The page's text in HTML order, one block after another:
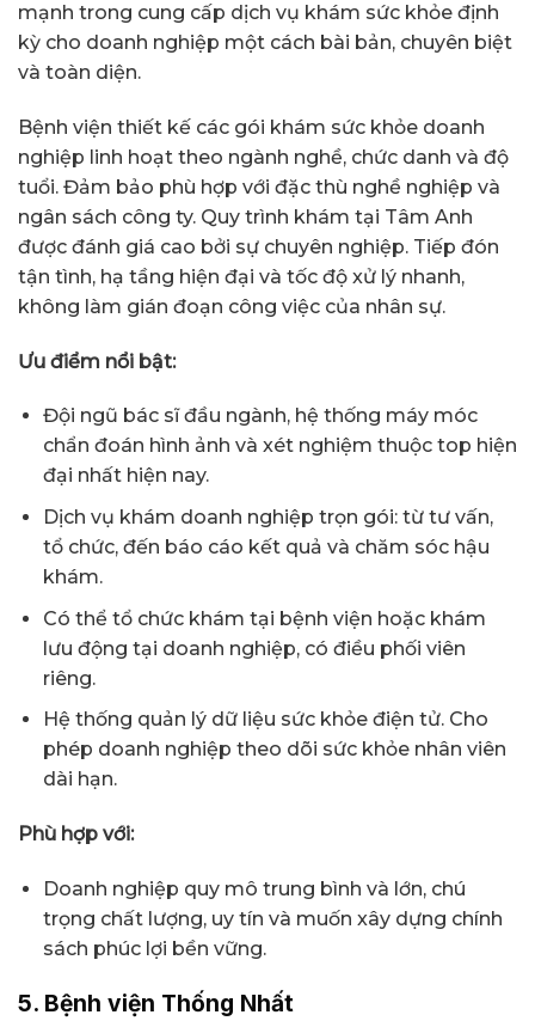
mạnh trong cung cấp dịch vụ khám sức khỏe định
kỳ cho doanh nghiệp một cách bài bản, chuyên biệt
và toàn diện.
Bệnh viện thiết kế các gói khám sức khỏe doanh
nghiệp linh hoạt theo ngành nghề, chức danh và độ
tuổi. Đảm bảo phù hợp với đặc thù nghề nghiệp và
ngân sách công ty. Quy trình khám tại Tâm Anh
được đánh giá cao bởi sự chuyên nghiệp. Tiếp đón
tận tình, hạ tầng hiện đại và tốc độ xử lý nhanh,
không làm gián đoạn công việc của nhân sự.
Ưu điểm nổi bật:
Đội ngũ bác sĩ đầu ngành, hệ thống máy móc
chẩn đoán hình ảnh và xét nghiệm thuộc top hiện
đại nhất hiện nay.
Dịch vụ khám doanh nghiệp trọn gói: từ tư vấn,
tổ chức, đến báo cáo kết quả và chăm sóc hậu
khám.
Có thể tổ chức khám tại bệnh viện hoặc khám
lưu động tại doanh nghiệp, có điều phối viên
riêng.
Hệ thống quản lý dữ liệu sức khỏe điện tử. Cho
phép doanh nghiệp theo dõi sức khỏe nhân viên
dài hạn.
Phù hợp với:
Doanh nghiệp quy mô trung bình và lớn, chú
trọng chất lượng, uy tín và muốn xây dựng chính
sách phúc lợi bền vững.
5. Bệnh viện Thống Nhất